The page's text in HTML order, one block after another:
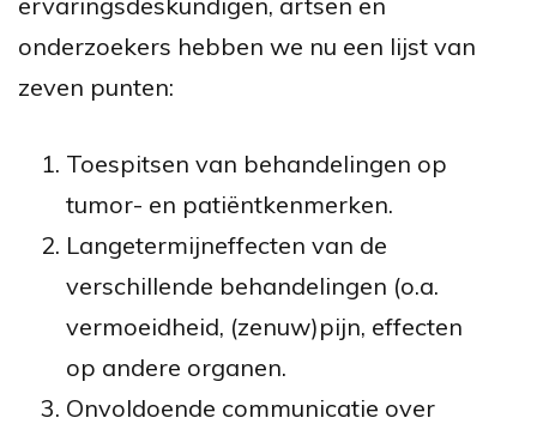
onderzoekers hebben we nu een lijst van
zeven punten:
Toespitsen van behandelingen op
tumor- en patiëntkenmerken.
Langetermijneffecten van de
verschillende behandelingen (o.a.
vermoeidheid, (zenuw)pijn, effecten
op andere organen.
Onvoldoende communicatie over